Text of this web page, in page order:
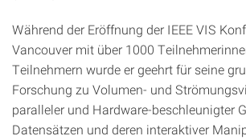
Während der Eröffnung der IEEE VIS
Vancouver mit über 1000
Teilnehmern wurde er geehrt für seine
Forschung zu Volumen- und
paralleler und Hardware-beschleunigter
Datensätzen und deren interaktiver